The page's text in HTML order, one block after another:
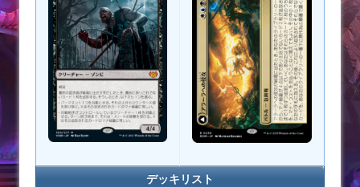
デッキリスト